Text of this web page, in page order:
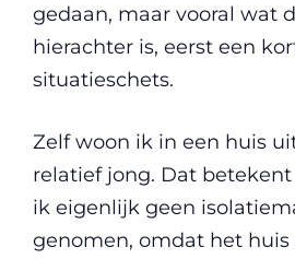
gedaan, maar vooral wat
hierachter is, eerst een
situatieschets.
Zelf woon ik in een huis
relatief jong. Dat
ik eigenlijk geen
genomen, omdat het